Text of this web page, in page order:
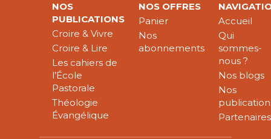
NOS
PUBLICATIONS
Croire & Vivre
Croire & Lire
Les cahiers de
l’École
Pastorale
Théologie
Évangélique
NOS OFFRES
Panier
Nos
abonnements
Accueil
Qui
sommes-
nous ?
Nos blogs
Nos
Partenaires